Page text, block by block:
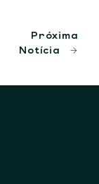
Próxima
Notícia